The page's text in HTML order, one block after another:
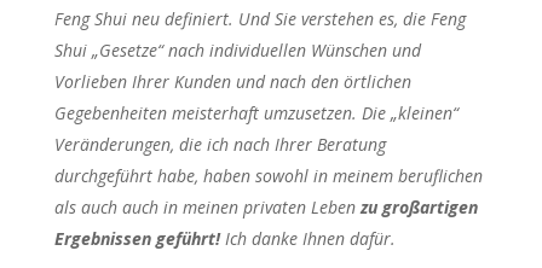
Feng Shui neu definiert. Und Sie verstehen es, die Feng
Shui „Gesetze“ nach individuellen Wünschen und
Vorlieben Ihrer Kunden und nach den örtlichen
Gegebenheiten meisterhaft umzusetzen. Die „kleinen“
Veränderungen, die ich nach Ihrer Beratung
durchgeführt habe, haben sowohl in meinem beruflichen
als auch auch in meinen privaten Lebenzu großartigen
Ergebnissen geführt!Ich danke Ihnen dafür.